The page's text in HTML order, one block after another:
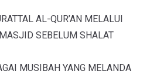
AL-QUR’AN MELALUI
SEBELUM SHALAT
MUSIBAH YANG MELANDA